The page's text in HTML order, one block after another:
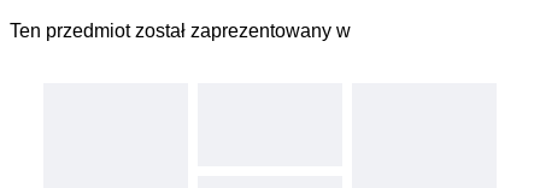
Ten przedmiot został zaprezentowany w